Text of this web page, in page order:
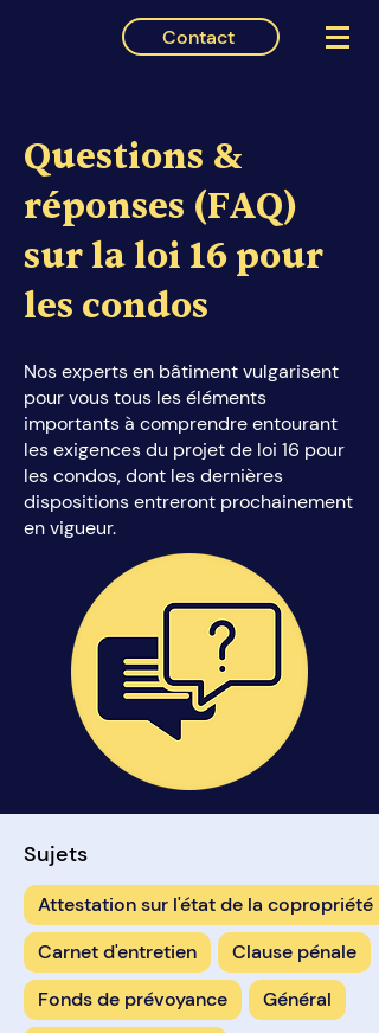
Contact
Questions &
réponses (FAQ)
sur la loi 16 pour
les condos
Nos experts en bâtiment vulgarisent
pour vous tous les éléments
importants à comprendre entourant
les exigences du projet de loi 16 pour
les condos, dont les dernières
dispositions entreront prochainement
en vigueur.
Sujets
Attestation sur l'état de la copropriété
Carnet d'entretien
Clause pénale
Fonds de prévoyance
Général